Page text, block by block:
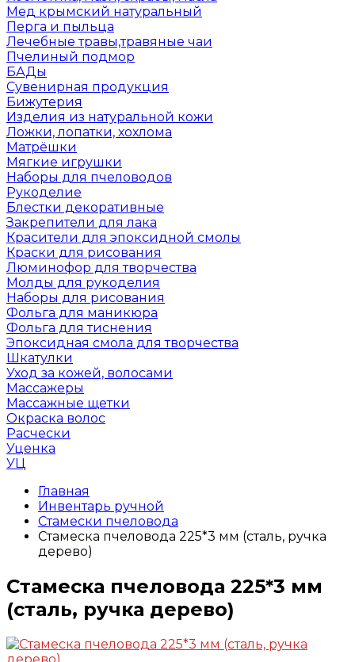
Мед крымский натуральный
Перга и пыльца
Лечебные травы,травяные чаи
Пчелиный подмор
БАДы
Сувенирная продукция
Бижутерия
Изделия из натуральной кожи
Ложки, лопатки, хохлома
Матрёшки
Мягкие игрушки
Наборы для пчеловодов
Рукоделие
Блестки декоративные
Закрепители для лака
Красители для эпоксидной смолы
Краски для рисования
Люминофор для творчества
Молды для рукоделия
Наборы для рисования
Фольга для маникюра
Фольга для тиснения
Эпоксидная смола для творчества
Шкатулки
Уход за кожей, волосами
Массажеры
Массажные щетки
Окраска волос
Расчески
Уценка
УЦ
Главная
Инвентарь ручной
Стамески пчеловода
Стамеска пчеловода 225*3 мм (сталь, ручка
дерево)
Стамеска пчеловода 225*3 мм
(сталь, ручка дерево)